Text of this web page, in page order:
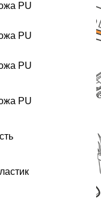
PU
PU
PU
PU